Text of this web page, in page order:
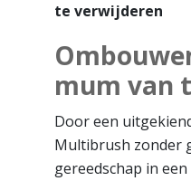
te verwijderen
mum van
Door een
Multibrush zonder
gereedschap in